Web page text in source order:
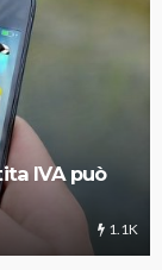
IVA può
1.1K